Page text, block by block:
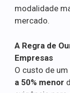
modalidade
mercado.
A Regra de
Empresas
O custo de
a 50% menor